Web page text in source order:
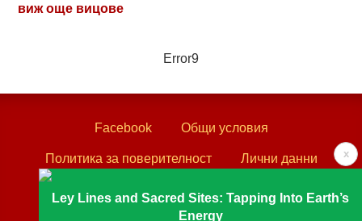
виж още вицове
Error9
x
Ley Lines and Sacred Sites: Tapping Into Earth’s
Energy
Facebook Общи условия
Политика за поверителност Лични данни